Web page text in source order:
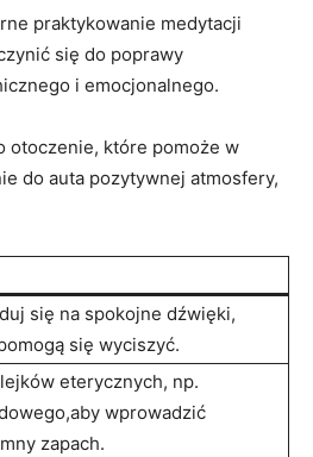
praktykowanie medytacji
​się do poprawy‌
i emocjonalnego.
otoczenie, ‌które pomoże w
do auta pozytywnej atmosfery,
się ⁤na spokojne ⁣dźwięki,
się wyciszyć.
eterycznych, np.
wprowadzić
zapach.